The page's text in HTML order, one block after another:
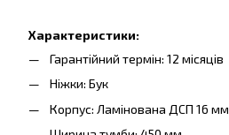
Характеристики:
Гарантійний термін: 12 місяців
Ніжки: Бук
Корпус: Ламінована ДСП 16 мм